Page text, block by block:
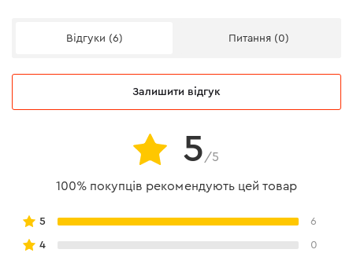
Відгуки (6) Питання (0)
Залишити відгук
5 /5
100% покупців рекомендують цей товар
5 6
4 0